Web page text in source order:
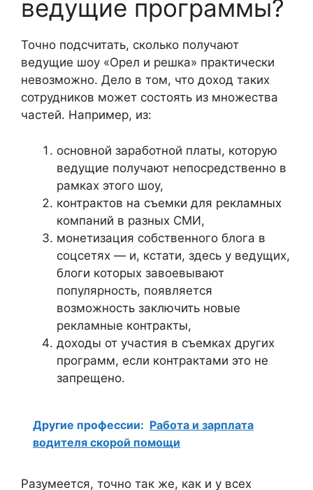
ведущие программы?
Точно подсчитать, сколько получают
ведущие шоу «Орел и решка» практически
невозможно. Дело в том, что доход таких
сотрудников может состоять из множества
частей. Например, из:
основной заработной платы, которую
ведущие получают непосредственно в
рамках этого шоу,
контрактов на съемки для рекламных
компаний в разных СМИ,
монетизация собственного блога в
соцсетях — и, кстати, здесь у ведущих,
блоги которых завоевывают
популярность, появляется
возможность заключить новые
рекламные контракты,
доходы от участия в съемках других
программ, если контрактами это не
запрещено.
Другие профессии: Работа и зарплата
водителя скорой помощи
Разумеется, точно так же, как и у всех